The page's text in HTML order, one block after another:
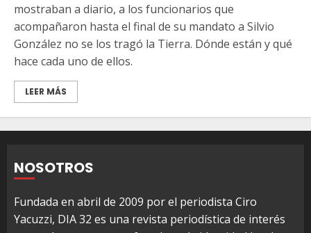
mostraban a diario, a los funcionarios que
acompañaron hasta el final de su mandato a Silvio
González no se los tragó la Tierra. Dónde están y qué
hace cada uno de ellos.
LEER MÁS
NOSOTROS
Fundada en abril de 2009 por el periodista Ciro
Yacuzzi, DIA 32 es una revista periodística de interés